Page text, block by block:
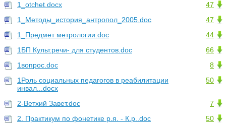
47
1_otchet.docx
47
1_Методы_история_антропол_2005.doc
44
1_Предмет метрологии.doc
66
1БП Культ.речи- для студентов.doc
8
1вопрос.doc
50
1Роль социальных педагогов в реабилитации
инвал...docx
7
2-Ветхий Завет.doc
50
2. Практикум по фонетике р.я. - К.р..doc